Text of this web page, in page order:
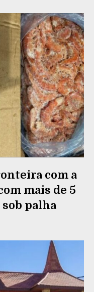
com a
mais de 5
sob palha